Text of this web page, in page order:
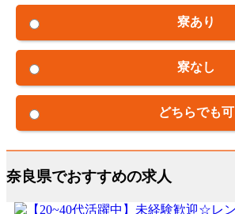
寮あり
寮なし
どちらでも可
奈良県でおすすめの求人